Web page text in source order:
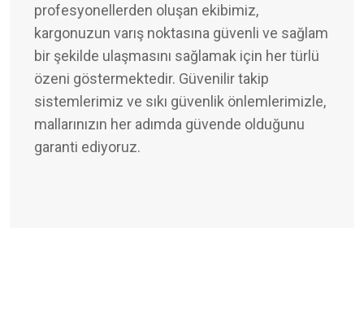
profesyonellerden oluşan ekibimiz,
kargonuzun varış noktasına güvenli ve sağlam
bir şekilde ulaşmasını sağlamak için her türlü
özeni göstermektedir. Güvenilir takip
sistemlerimiz ve sıkı güvenlik önlemlerimizle,
mallarınızın her adımda güvende olduğunu
garanti ediyoruz.